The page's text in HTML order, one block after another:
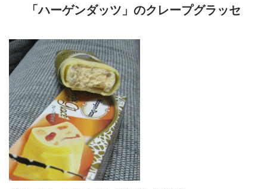
「ハーゲンダッツ」のクレープグラッセ